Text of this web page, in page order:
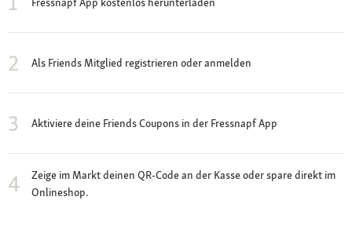
2 Als Friends Mitglied registrieren oder anmelden
3 Aktiviere deine Friends Coupons in der Fressnapf App
4
Zeige im Markt deinen QR-Code an der Kasse oder spare direkt im
Onlineshop.